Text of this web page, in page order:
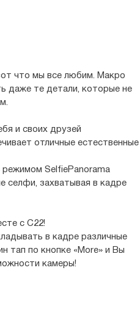
что мы все любим. Макро
даже те детали, которые не
и своих друзей
отличные естественные
режимом SelfiePanorama
селфи, захватывая в кадре
с C22!
в кадре различные
тап по кнопке «More» и Вы
камеры!